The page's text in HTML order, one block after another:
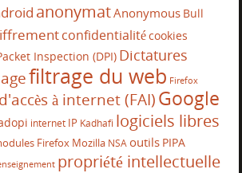
anonymatAnonymous Bull
confidentialitécookies
Inspection (DPI) Dictatures
filtrage du web Firefox
à internet (FAI)Google
internet IP Kadhafi logiciels libres
Firefox Mozilla NSA outils PIPA
propriété intellectuelle